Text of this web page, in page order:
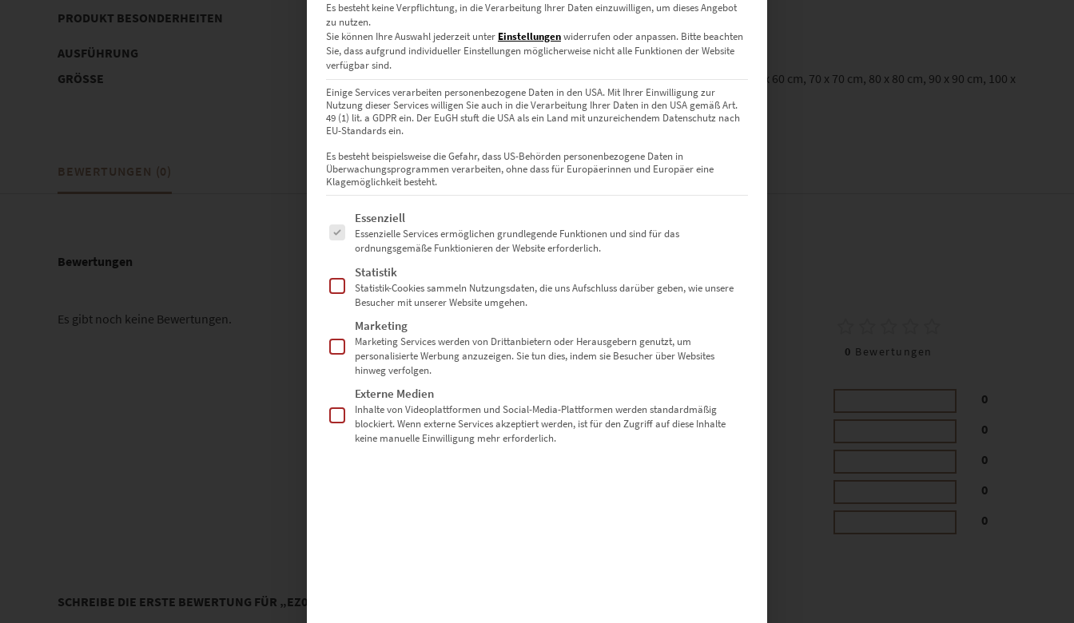
PRODUKT BESONDERHEITEN
AUSFÜHRUNG
Poster, Leinwand auf Keilrahmen, Acrylglas
GRÖSSE
60 x 30 cm, 80 x 40 cm, 100 x 50 cm, 120 x 60 cm, 140 x 70 cm, 40 x 40 cm, 50 x 50 cm, 60 x 60 cm, 70 x 70 cm, 80 x 80 cm, 90 x 90 cm, 100 x
100 cm
BEWERTUNGEN (0)
Bewertungen
Es gibt noch keine Bewertungen.
0 Bewertungen
0
0
0
0
0
SCHREIBE DIE ERSTE BEWERTUNG FÜR „EZ00834 VIENNA CROSSINGS“
Es besteht keine Verpflichtung, in die Verarbeitung Ihrer Daten einzuwilligen, um dieses Angebot
zu nutzen.
Sie können Ihre Auswahl jederzeit unter Einstellungenwiderrufen oder anpassen. Bitte beachten
Sie, dass aufgrund individueller Einstellungen möglicherweise nicht alle Funktionen der Website
verfügbar sind.
Einige Services verarbeiten personenbezogene Daten in den USA. Mit Ihrer Einwilligung zur
Nutzung dieser Services willigen Sie auch in die Verarbeitung Ihrer Daten in den USA gemäß Art.
49 (1) lit. a GDPR ein. Der EuGH stuft die USA als ein Land mit unzureichendem Datenschutz nach
EU-Standards ein.
Es besteht beispielsweise die Gefahr, dass US-Behörden personenbezogene Daten in
Überwachungsprogrammen verarbeiten, ohne dass für Europäerinnen und Europäer eine
Klagemöglichkeit besteht.
Es folgt eine Liste der Service-Gruppen, für die eine Einwilligung erteilt werden kann. Die erste Service-Gruppe ist essenziell und kann nicht
Essenziell
Essenzielle Services ermöglichen grundlegende Funktionen und sind für das
ordnungsgemäße Funktionieren der Website erforderlich.
Statistik
Statistik-Cookies sammeln Nutzungsdaten, die uns Aufschluss darüber geben, wie unsere
Besucher mit unserer Website umgehen.
Marketing
Marketing Services werden von Drittanbietern oder Herausgebern genutzt, um
personalisierte Werbung anzuzeigen. Sie tun dies, indem sie Besucher über Websites
hinweg verfolgen.
Externe Medien
Inhalte von Videoplattformen und Social-Media-Plattformen werden standardmäßig
blockiert. Wenn externe Services akzeptiert werden, ist für den Zugriff auf diese Inhalte
keine manuelle Einwilligung mehr erforderlich.